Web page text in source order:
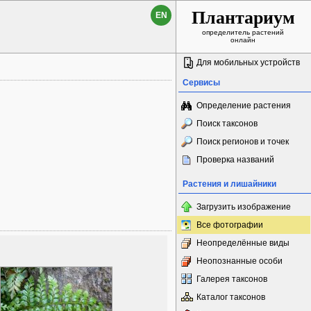
EN Плантариум
определитель растений
онлайн
Для мобильных устройств
Сервисы
Определение растения
Поиск таксонов
Поиск регионов и точек
Проверка названий
Растения и лишайники
Загрузить изображение
Все фотографии
Неопределённые виды
Неопознанные особи
Галерея таксонов
Каталог таксонов